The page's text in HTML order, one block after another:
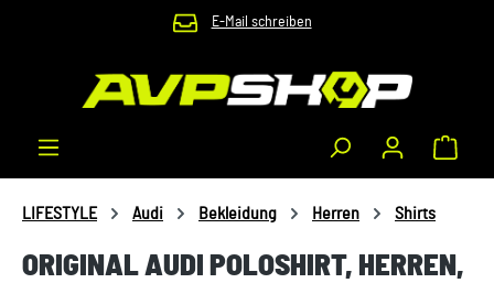
Zum Hauptinhalt springen E-Mail schreiben
LIFESTYLE Audi Bekleidung Herren Shirts
ORIGINAL AUDI POLOSHIRT, HERREN,